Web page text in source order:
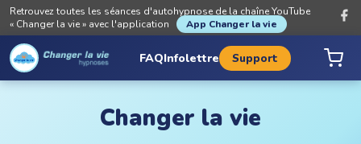
Retrouvez toutes les séances d'autohypnose de la chaîne YouTube
« Changer la vie » avec l'application
App Changer la vie
FAQInfolettre Support
Changer la vie